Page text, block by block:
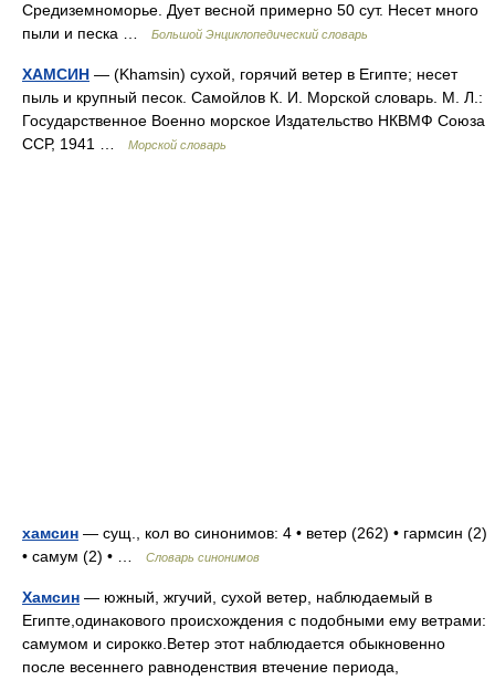
Средиземноморье. Дует весной примерно 50 сут. Несет много
пыли и песка …
Большой Энциклопедический словарь
ХАМСИН — (Khamsin) сухой, горячий ветер в Египте; несет
пыль и крупный песок. Самойлов К. И. Морской словарь. М. Л.:
Государственное Военно морское Издательство НКВМФ Союза
ССР, 1941 …
Морской словарь
хамсин — сущ., кол во синонимов: 4 • ветер (262) • гармсин (2)
• самум (2) • …
Словарь синонимов
Хамсин — южный, жгучий, сухой ветер, наблюдаемый в
Египте,одинакового происхождения с подобными ему ветрами:
самумом и сирокко.Ветер этот наблюдается обыкновенно
после весеннего равноденствия втечение периода,